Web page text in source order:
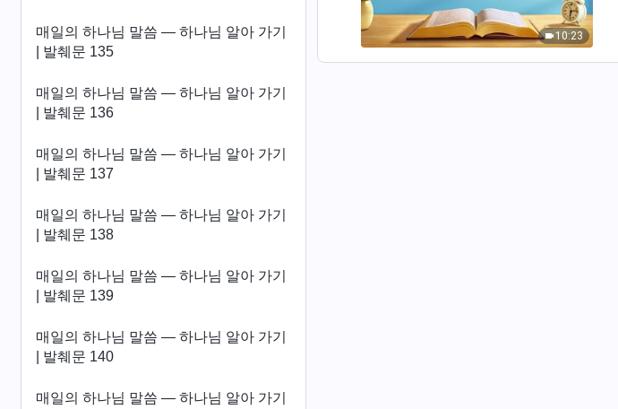
매일의 하나님 말씀 ― 하나님 알아 가기
| 발췌문 135
매일의 하나님 말씀 ― 하나님 알아 가기
| 발췌문 136
매일의 하나님 말씀 ― 하나님 알아 가기
| 발췌문 137
매일의 하나님 말씀 ― 하나님 알아 가기
| 발췌문 138
매일의 하나님 말씀 ― 하나님 알아 가기
| 발췌문 139
매일의 하나님 말씀 ― 하나님 알아 가기
| 발췌문 140
매일의 하나님 말씀 ― 하나님 알아 가기
10:23